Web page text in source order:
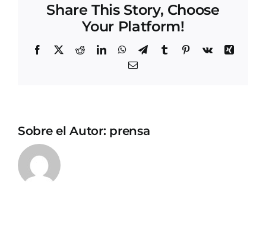
Share This Story, Choose
Your Platform!
Facebook
X RedditLinkedInWhatsApp
TelegramTumblrPinterest
Vk
Xing
Correo
Sobre el Autor: prensa